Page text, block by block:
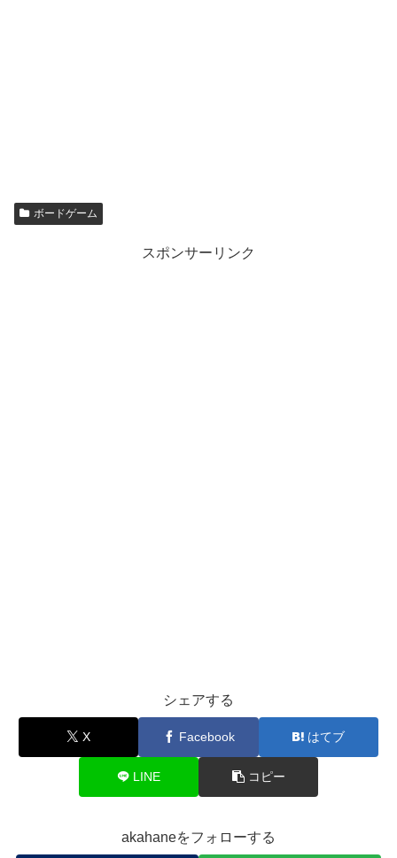
ボードゲーム
スポンサーリンク
シェアする
X Facebook はてブ
LINE コピー
akahaneをフォローする